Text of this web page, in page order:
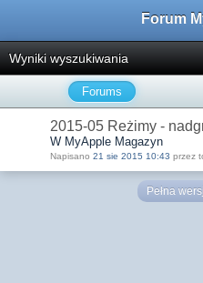
Forum
Wyniki wyszukiwania
Forums
2015-05 Reżimy -
W MyApple Magazyn
Napisano 21 sie 2015 10:43 przez
Pełna